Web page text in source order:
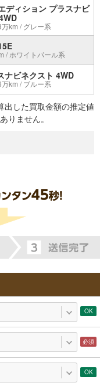
ディション プラスナビ
km / グレー系
/ ホワイトパール系
ナビネクスト 4WD
km / ブルー系
出した買取金額の推定値
りません。